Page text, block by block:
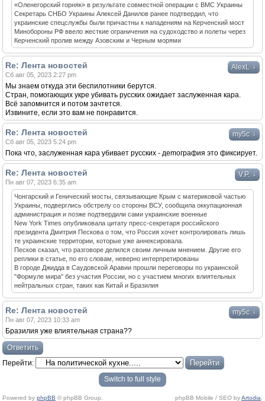
«Оленегорский горняк» в результате совместной операции с ВМС Украины
Секретарь СНБО Украины Алексей Данилов ранее подтвердил, что
украинские спецслужбы были причастны к нападениям на Керченский мост
Минобороны РФ ввело жесткие ограничения на судоходство и полеты через
Керченский пролив между Азовским и Черным морями
AlexL ↓
Re: Лента новостей
Сб авг 05, 2023 2:27 pm
Мы знаем откуда эти беспилотники берутся.
Стран, помогающих укре убивать русских ожидает заслуженная кара.
Всё запомнится и потом зачтется.
Извините, если это вам не понравится.
my5c ↓
Re: Лента новостей
Сб авг 05, 2023 5:24 pm
Пока что, заслуженная кара убивает русских - деmография это фиксирует.
V.P. ↓
Re: Лента новостей
Пн авг 07, 2023 6:35 am
Чонгарский и Генический мосты, связывающие Крым с материковой частью
Украины, подверглись обстрелу со стороны ВСУ, сообщила оккупационная
администрация и позже подтвердили сами украинские военные
New York Times опубликовала цитату пресс-секретаря российского
президента Дмитрия Пескова о том, что Россия хочет контролировать лишь
те украинские территории, которые уже аннексировала.
Песков сказал, что разговоре делился своим личным мнением. Другие его
реплики в статье, по его словам, неверно интерпретированы
В городе Джидда в Саудовской Аравии прошли переговоры по украинской
"Формуле мира" без участия России, но с участием многих влиятельных
нейтральных стран, таких как Китай и Бразилия
my5c ↓
Re: Лента новостей
Пн авг 07, 2023 10:33 am
Бразилия уже влиятельная страна??
Ответить
Перейти:
Switch to full style
Powered by phpBB © phpBB Group. phpBB Mobile / SEO byArtodia